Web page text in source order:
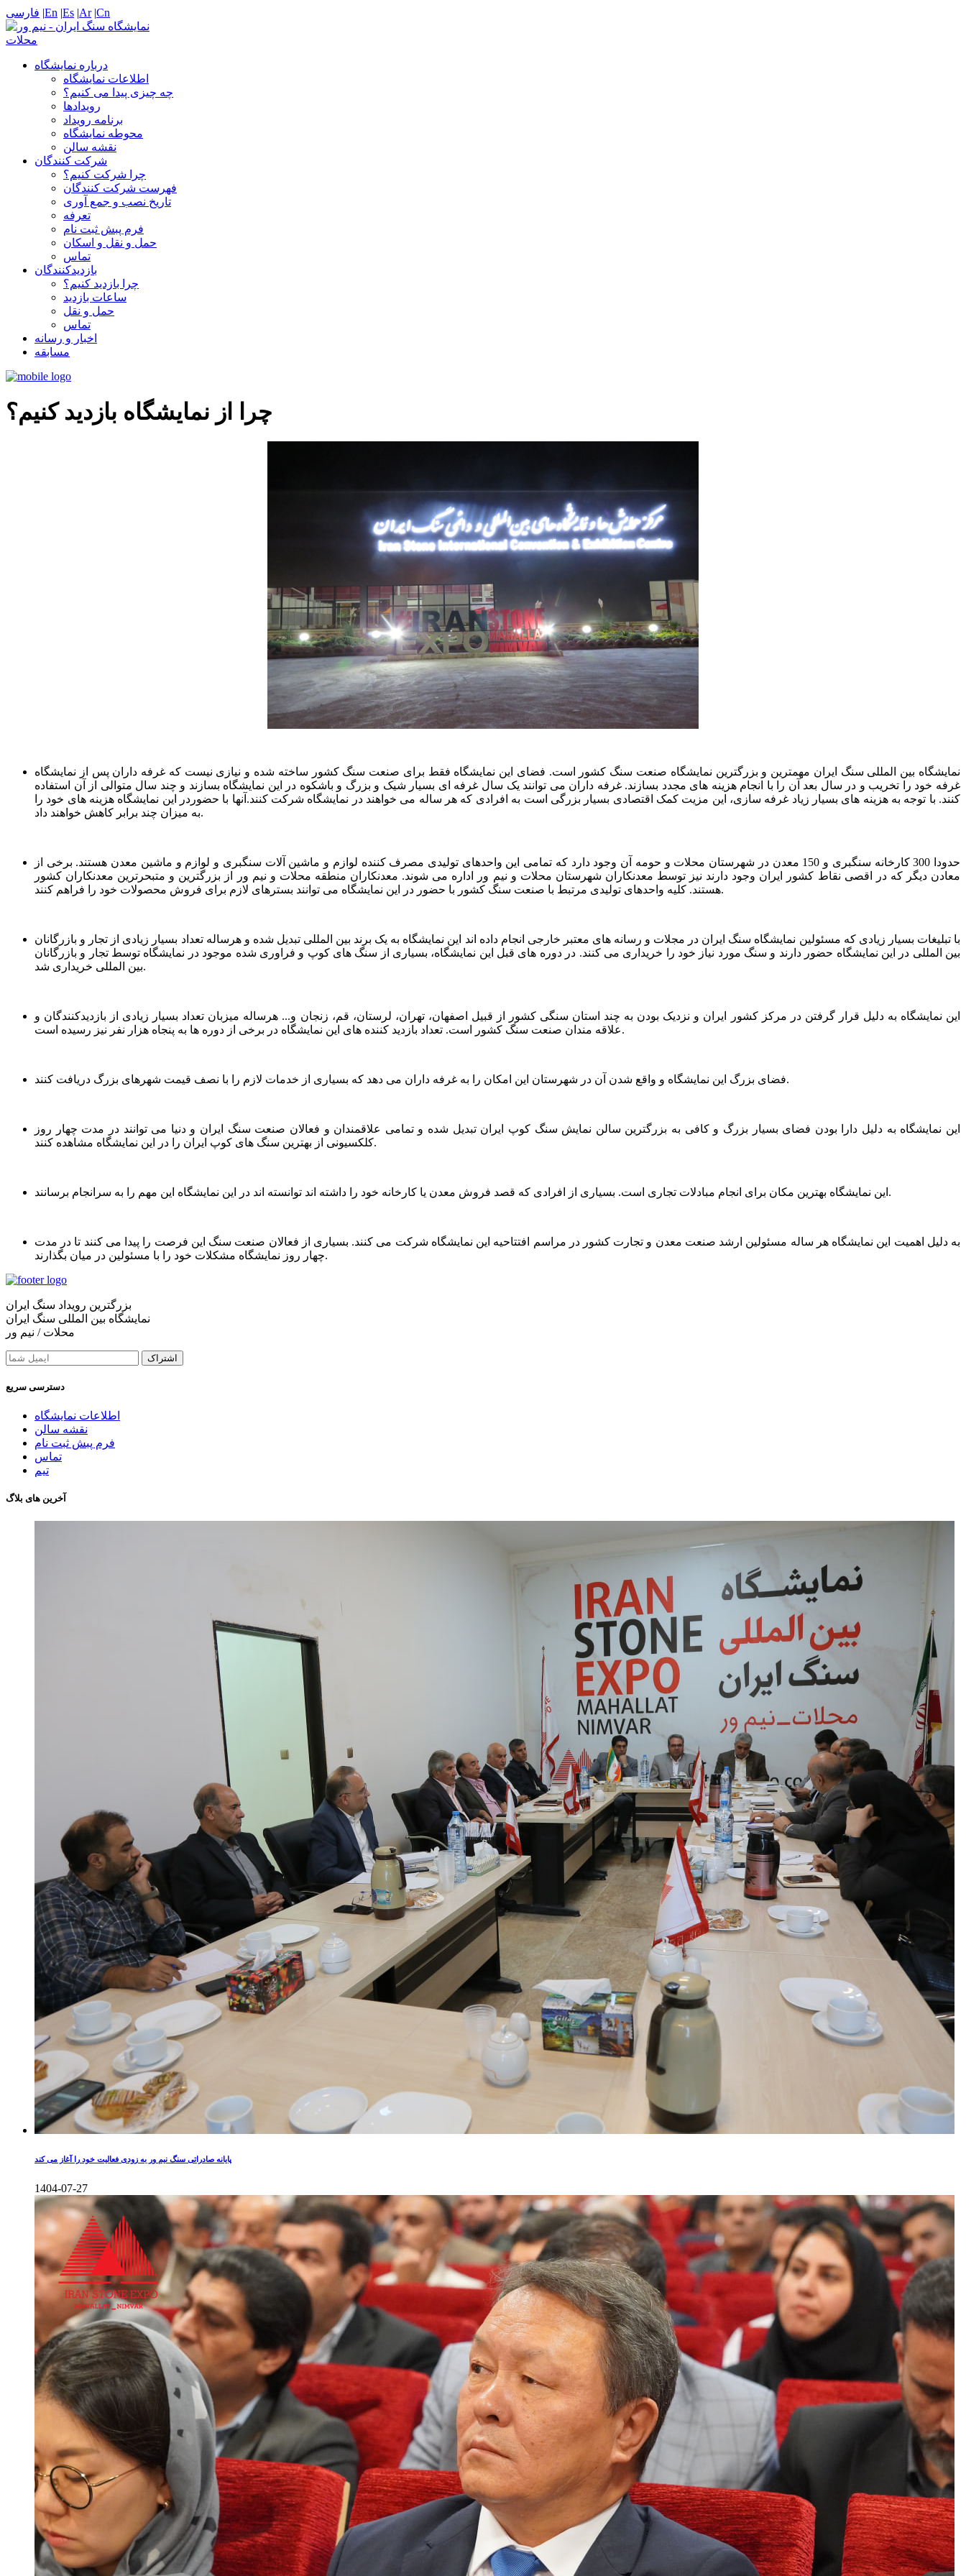
فارسی |En |Es |Ar|Cn
درباره نمایشگاه
اطلاعات نمایشگاه
چه چیزی پیدا می کنیم؟
رویدادها
برنامه رویداد
محوطه نمایشگاه
نقشه سالن
شرکت کنندگان
چرا شرکت کنیم؟
فهرست شرکت کنندگان
تاریخ نصب و جمع آوری
تعرفه
فرم پبش ثبت نام
حمل و نقل و اسکان
تماس
بازدیدکنندگان
چرا بازدید کنیم؟
ساعات بازدید
حمل و نقل
تماس
اخبار و رسانه
مسابقه
چرا از نمایشگاه بازدید کنیم؟
نمایشگاه بین المللی سنگ ایران مهمترین و بزرگترین نمایشگاه صنعت سنگ کشور است. فضای این نمایشگاه فقط برای صنعت سنگ کشور ساخته شده و نیازی نیست که غرفه داران پس از نمایشگاه
غرفه خود را تخریب و در سال بعد آن را با انجام هزینه های مجدد بسازند. غرفه داران می توانند یک سال غرفه ای بسیار شیک و بزرگ و باشکوه در این نمایشگاه بسازند و چند سال متوالی از آن استفاده
کنند. با توجه به هزینه های بسیار زیاد غرفه سازی، این مزیت کمک اقتصادی بسیار بزرگی است به افرادی که هر ساله می خواهند در نمایشگاه شرکت کنند.آنها با حضوردر این نمایشگاه هزینه های خود را
به میزان چند برابر کاهش خواهند داد.
حدودا 300 کارخانه سنگبری و 150 معدن در شهرستان محلات و حومه آن وجود دارد که تمامی این واحدهای تولیدی مصرف کننده لوازم و ماشین آلات سنگبری و لوازم و ماشین معدن هستند. برخی از
معادن دیگر که در اقصی نقاط کشور ایران وجود دارند نیز توسط معدنکاران شهرستان محلات و نیم ور اداره می شوند. معدنکاران منطقه محلات و نیم ور از بزرگترین و متبحرترین معدنکاران کشور
هستند. کلیه واحدهای تولیدی مرتبط با صنعت سنگ کشور با حضور در این نمایشگاه می توانند بسترهای لازم برای فروش محصولات خود را فراهم کنند.
با تبلیغات بسیار زیادی که مسئولین نمایشگاه سنگ ایران در مجلات و رسانه های معتبر خارجی انجام داده اند این نمایشگاه به یک برند بین المللی تبدیل شده و هرساله تعداد بسیار زیادی از تجار و بازرگانان
بین المللی در این نمایشگاه حضور دارند و سنگ مورد نیاز خود را خریداری می کنند. در دوره های قبل این نمایشگاه، بسیاری از سنگ های کوپ و فراوری شده موجود در نمایشگاه توسط تجار و بازرگانان
بین المللی خریداری شد.
این نمایشگاه به دلیل قرار گرفتن در مرکز کشور ایران و نزدیک بودن به چند استان سنگی کشور از قبیل اصفهان، تهران، لرستان، قم، زنجان و... هرساله میزبان تعداد بسیار زیادی از بازدیدکنندگان و
علاقه مندان صنعت سنگ کشور است. تعداد بازدید کننده های این نمایشگاه در برخی از دوره ها به پنجاه هزار نفر نیز رسیده است.
فضای بزرگ این نمایشگاه و واقع شدن آن در شهرستان این امکان را به غرفه داران می دهد که بسیاری از خدمات لازم را با نصف قیمت شهرهای بزرگ دریافت کنند.
این نمایشگاه به دلیل دارا بودن فضای بسیار بزرگ و کافی به بزرگترین سالن نمایش سنگ کوپ ایران تبدیل شده و تمامی علاقمندان و فعالان صنعت سنگ ایران و دنیا می توانند در مدت چهار روز
کلکسیونی از بهترین سنگ های کوپ ایران را در این نمایشگاه مشاهده کنند.
این نمایشگاه بهترین مکان برای انجام مبادلات تجاری است. بسیاری از افرادی که قصد فروش معدن یا کارخانه خود را داشته اند توانسته اند در این نمایشگاه این مهم را به سرانجام برسانند.
به دلیل اهمیت این نمایشگاه هر ساله مسئولین ارشد صنعت معدن و تجارت کشور در مراسم افتتاحیه این نمایشگاه شرکت می کنند. بسیاری از فعالان صنعت سنگ این فرصت را پیدا می کنند تا در مدت
چهار روز نمایشگاه مشکلات خود را با مسئولین در میان بگذارند.
بزرگترین رویداد سنگ ایران
نمایشگاه بین المللی سنگ ایران
محلات / نیم ور
اشتراک
دسترسی سریع
اطلاعات نمایشگاه
نقشه سالن
فرم پبش ثبت نام
تماس
تیم
آخرین های بلاگ
پایانه صادراتی سنگ نیم ور به زودی فعالیت خود را آغاز می کند
1404-07-27